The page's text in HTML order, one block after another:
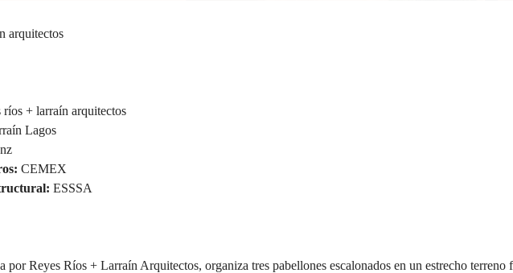
arquitectos
ríos + larraín arquitectos
Lagos
CEMEX
ESSSA
por Reyes Ríos + Larraín Arquitectos, organiza tres pabellones escalonados en un estrecho